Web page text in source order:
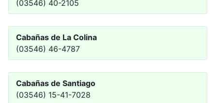
(03546) 40-2105
Cabañas de La Colina
(03546) 46-4787
Cabañas de Santiago
(03546) 15-41-7028